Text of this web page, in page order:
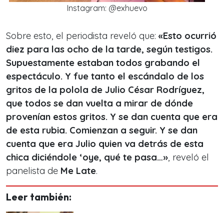
Instagram: @exhuevo
Sobre esto, el periodista reveló que: «Esto ocurrió
diez para las ocho de la tarde, según testigos.
Supuestamente estaban todos grabando el
espectáculo. Y fue tanto el escándalo de los
gritos de la polola de Julio César Rodríguez,
que todos se dan vuelta a mirar de dónde
provenían estos gritos. Y se dan cuenta que era
de esta rubia. Comienzan a seguir. Y se dan
cuenta que era Julio quien va detrás de esta
chica diciéndole ‘oye, qué te pasa…», reveló el
panelista de Me Late.
Leer también: